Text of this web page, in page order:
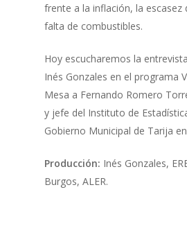
frente a la inflación, la escasez
falta de combustibles.
Hoy escucharemos la
Inés Gonzales en el programa
Mesa a Fernando Romero
y jefe del Instituto de
Gobierno Municipal de Tarija
Producción: Inés Gonzales,
Burgos, ALER.